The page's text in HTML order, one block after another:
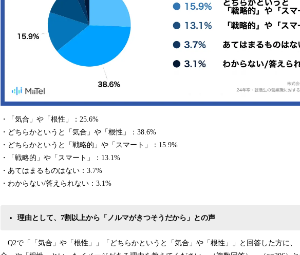
・「気合」や「根性」：25.6%
・どちらかというと「気合」や「根性」：38.6%
・どちらかというと「戦略的」や「スマート」：15.9%
・「戦略的」や「スマート」：13.1%
・あてはまるものはない：3.7%
・わからない/答えられない：3.1%
理由として、7割以上から「ノルマがきつそうだから」との声
Q2で「「気合」や「根性」」「どちらかというと「気合」や「根性」」と回答した方に、